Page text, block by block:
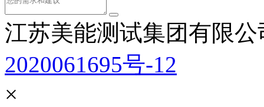
江苏美能测试集团有限公
2020061695号-12
×